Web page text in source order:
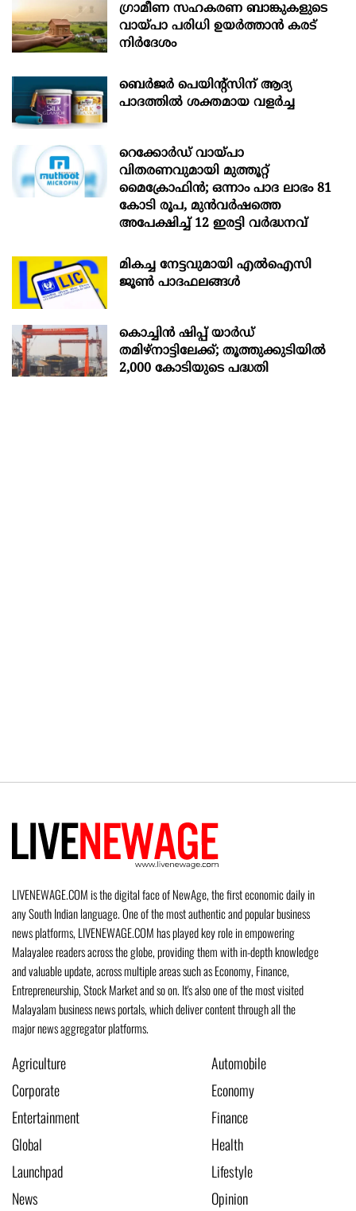
ഗ്രാമീണ സഹകരണ ബാങ്കുകളുടെ
വായ്പാ പരിധി ഉയർത്താൻ കരട്
നിർദേശം
ബെർജർ പെയിന്റ്സിന് ആദ്യ
പാദത്തിൽ ശക്തമായ വളർച്ച
റെക്കോർഡ് വായ്പാ
വിതരണവുമായി മുത്തൂറ്റ്
മൈക്രോഫിൻ; ഒന്നാം പാദ ലാഭം 81
കോടി രൂപ, മുൻവർഷത്തെ
അപേക്ഷിച്ച് 12 ഇരട്ടി വർദ്ധനവ്
മികച്ച നേട്ടവുമായി എൽഐസി
ജൂൺ പാദഫലങ്ങൾ
കൊച്ചിന്‍ ഷിപ്പ് യാർഡ്
തമിഴ്നാട്ടിലേക്ക്; തൂത്തുക്കുടിയിൽ
2,000 കോടിയുടെ പദ്ധതി
LIVENEWAGE.COM is the digital face of NewAge, the first economic daily in
any South Indian language. One of the most authentic and popular business
news platforms, LIVENEWAGE.COM has played key role in empowering
Malayalee readers across the globe, providing them with in-depth knowledge
and valuable update, across multiple areas such as Economy, Finance,
Entrepreneurship, Stock Market and so on. It's also one of the most visited
Malayalam business news portals, which deliver content through all the
major news aggregator platforms.
Agriculture
Automobile
Corporate
Economy
Entertainment
Finance
Global
Health
Launchpad
Lifestyle
News
Opinion